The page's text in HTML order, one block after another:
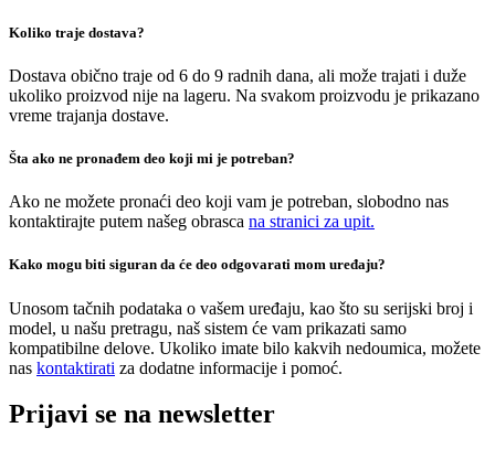
Koliko traje dostava?
Dostava obično traje od 6 do 9 radnih dana, ali može trajati i duže
ukoliko proizvod nije na lageru. Na svakom proizvodu je prikazano
vreme trajanja dostave.
Šta ako ne pronađem deo koji mi je potreban?
Ako ne možete pronaći deo koji vam je potreban, slobodno nas
kontaktirajte putem našeg obrasca na stranici za upit.
Kako mogu biti siguran da će deo odgovarati mom uređaju?
Unosom tačnih podataka o vašem uređaju, kao što su serijski broj i
model, u našu pretragu, naš sistem će vam prikazati samo
kompatibilne delove. Ukoliko imate bilo kakvih nedoumica, možete
nas kontaktirati za dodatne informacije i pomoć.
Prijavi se na newsletter